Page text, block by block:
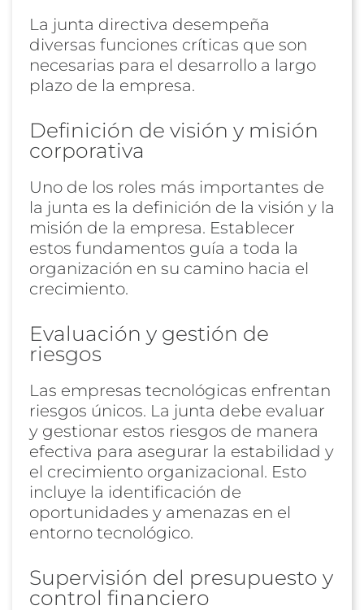
La junta directiva desempeña
diversas funciones críticas que son
necesarias para el desarrollo a largo
plazo de la empresa.
Definición de visión y misión
corporativa
Uno de los roles más importantes de
la junta es la definición de la visión y la
misión de la empresa. Establecer
estos fundamentos guía a toda la
organización en su camino hacia el
crecimiento.
Evaluación y gestión de
riesgos
Las empresas tecnológicas enfrentan
riesgos únicos. La junta debe evaluar
y gestionar estos riesgos de manera
efectiva para asegurar la estabilidad y
el crecimiento organizacional. Esto
incluye la identificación de
oportunidades y amenazas en el
entorno tecnológico.
Supervisión del presupuesto y
control financiero